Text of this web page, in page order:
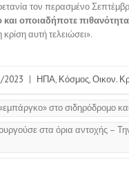
τον περασμένο
και οποιαδήποτε
αυτή τελειώσει».
2023 | ΗΠΑ, Κόσμος,Οικον.
στο σιδηρόδρομο
στα όρια αντοχής –